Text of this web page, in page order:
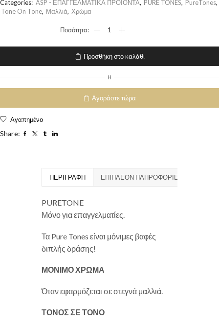
Categories: ASP - ΕΠΑΓΓΕΛΜΑΤΙΚΑ ΠΡΟΪΟΝΤΑ, PURE TONES, PureTones,
Tone On Tone, Μαλλιά, Χρώμα
Προσθήκη στο καλάθι
H
Αγοράστε τώρα
Αγαπημένο
Share:
ΠΕΡΙΓΡΑΦΉ ΕΠΙΠΛΈΟΝ ΠΛΗΡΟΦΟΡΊΕΣ
PURETONE
Μόνο για επαγγελματίες.
Τα Pure Tones είναι μόνιμες βαφές
διπλής δράσης!
ΜΟΝΙΜΟ ΧΡΩΜΑ
Όταν εφαρμόζεται σε στεγνά μαλλιά.
ΤΟΝΟΣ ΣΕ ΤΟΝΟ